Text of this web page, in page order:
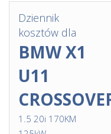
Dziennik
kosztów dla
BMW X1
U11
1.5 20i 170KM